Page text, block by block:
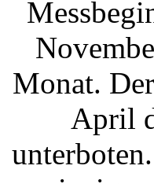
Monat.
April